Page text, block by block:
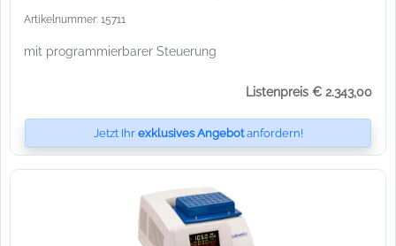
Artikelnummer: 15711
mit programmierbarer Steuerung
Listenpreis € 2.343,00
Jetzt Ihr exklusives Angebotanfordern!